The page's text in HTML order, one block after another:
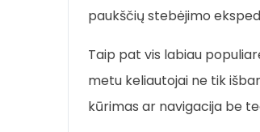
paukščių stebėjimo
Taip pat vis labiau
metu keliautojai ne tik
kūrimas ar navigacija be